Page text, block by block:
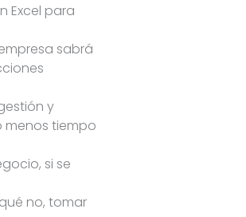
Excel para
sabrá
y
menos tiempo
si se
no, tomar